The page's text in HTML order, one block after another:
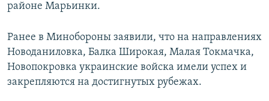
районе Марьинки.
Ранее в Минобороны заявили, что на направлениях
Новоданиловка, Балка Широкая, Малая Токмачка,
Новопокровка украинские войска имели успех и
закрепляются на достигнутых рубежах.